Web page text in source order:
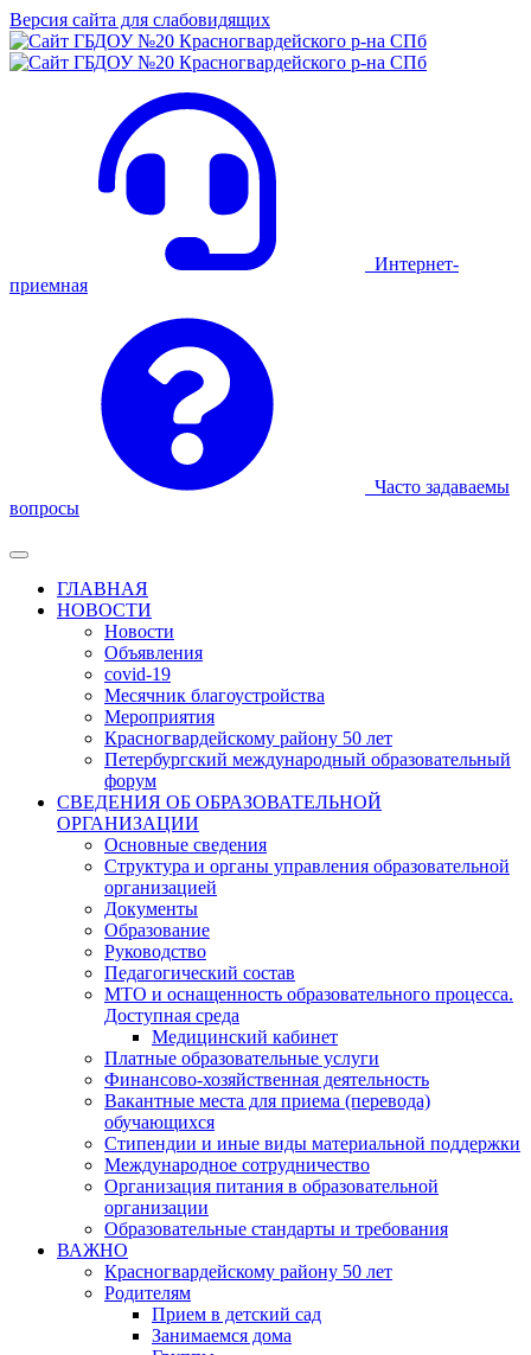
Версия сайта для слабовидящих
Интернет-
приемная
Часто задаваемы
вопросы
ГЛАВНАЯ
НОВОСТИ
Новости
Объявления
covid-19
Месячник благоустройства
Мероприятия
Красногвардейскому району 50 лет
Петербургский международный образовательный
форум
СВЕДЕНИЯ ОБ ОБРАЗОВАТЕЛЬНОЙ
ОРГАНИЗАЦИИ
Основные сведения
Структура и органы управления образовательной
организацией
Документы
Образование
Руководство
Педагогический состав
МТО и оснащенность образовательного процесса.
Доступная среда
Медицинский кабинет
Платные образовательные услуги
Финансово-хозяйственная деятельность
Вакантные места для приема (перевода)
обучающихся
Стипендии и иные виды материальной поддержки
Международное сотрудничество
Организация питания в образовательной
организации
Образовательные стандарты и требования
ВАЖНО
Красногвардейскому району 50 лет
Родителям
Прием в детский сад
Занимаемся дома